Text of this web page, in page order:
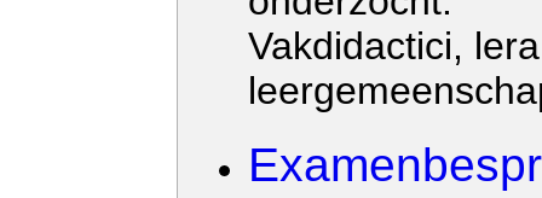
Vakdidactici,